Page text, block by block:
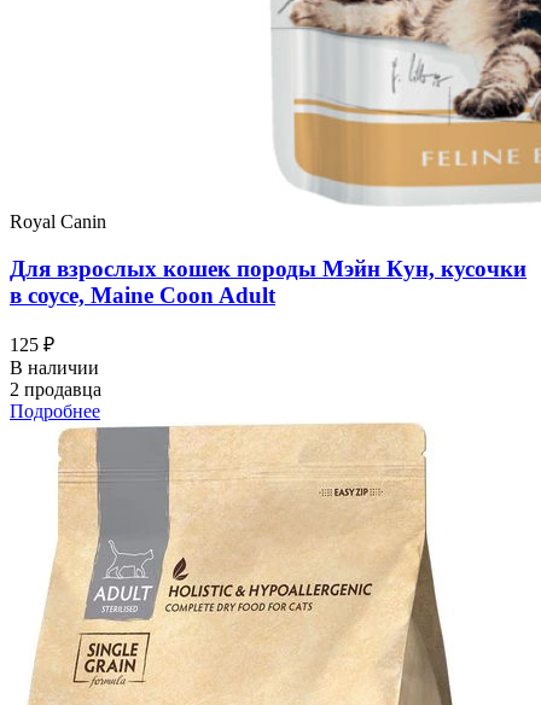
Royal Canin
Для взрослых кошек породы Мэйн Кун, кусочки
в соусе, Maine Coon Adult
125 ₽
В наличии
2 продавца
Подробнее